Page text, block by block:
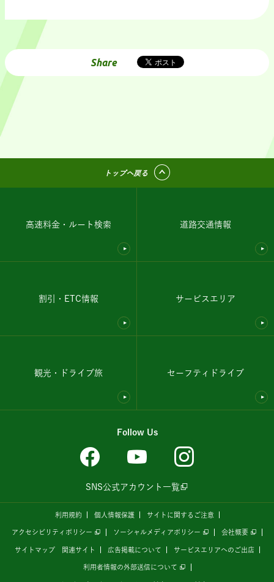
Share
トップへ戻る
高速料金・ルート検索 道路交通情報
割引・ETC情報 サービスエリア
観光・ドライブ旅 セーフティドライブ
Follow Us
SNS公式アカウント一覧
利用規約 個人情報保護 サイトに関するご注意
アクセシビリティポリシー ソーシャルメディアポリシー 会社概要
サイトマップ 関連サイト 広告掲載について サービスエリアへのご出店
利用者情報の外部送信について